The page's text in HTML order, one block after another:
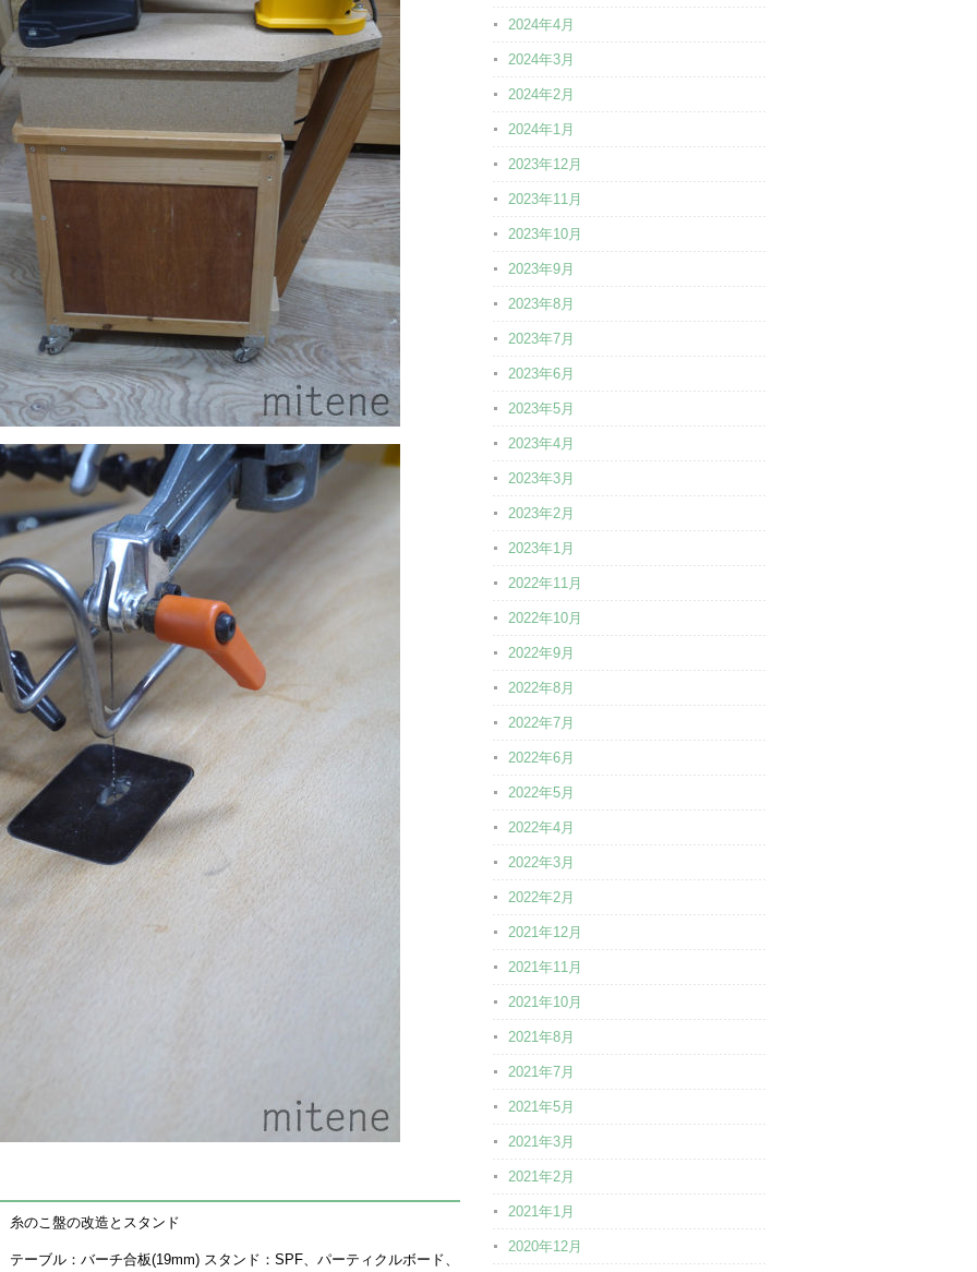
糸のこ盤の改造とスタンド
テーブル：バーチ合板(19mm) スタンド：SPF、パーティクルボード、
2024年4月
2024年3月
2024年2月
2024年1月
2023年12月
2023年11月
2023年10月
2023年9月
2023年8月
2023年7月
2023年6月
2023年5月
2023年4月
2023年3月
2023年2月
2023年1月
2022年11月
2022年10月
2022年9月
2022年8月
2022年7月
2022年6月
2022年5月
2022年4月
2022年3月
2022年2月
2021年12月
2021年11月
2021年10月
2021年8月
2021年7月
2021年5月
2021年3月
2021年2月
2021年1月
2020年12月